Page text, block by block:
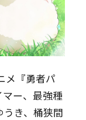
メ『勇者パ
ー、最強種
き、桶狭間